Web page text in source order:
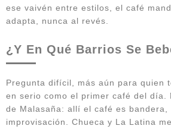
ese vaivén entre estilos, el café
adapta, nunca al revés.
¿Y En Qué Barrios Se
Pregunta difícil, más aún para quien
en serio como el primer café del día.
de Malasaña: allí el café es bandera,
improvisación. Chueca y La Latina